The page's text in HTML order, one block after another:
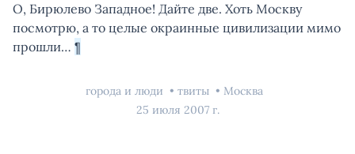
О, Бирюлево Западное! Дайте две. Хоть Москву
посмотрю, а то целые окраинные цивилизации мимо
прошли… ¶
города и люди твиты
Москва
25 июля 2007 г.